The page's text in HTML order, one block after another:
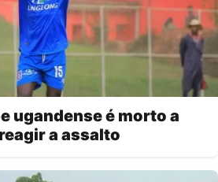
ugandense é morto a
a assalto